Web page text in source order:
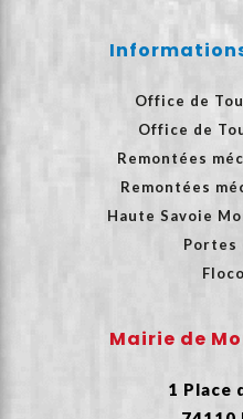
Office de
Office de
Remontées
Remontées
Haute Savoie
Portes
Mairie de
1 Place